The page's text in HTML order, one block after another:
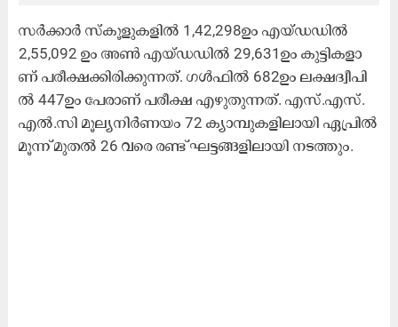
സ​ര്‍ക്കാ​ര്‍ സ്കൂ​ളു​ക​ളി​ൽ 1,42,298ഉം ​എ​യ്ഡ​ഡി​ൽ
2,55,092 ഉം ​അ​ണ്‍ എ​യ്​​ഡ​ഡി​ൽ 29,631ഉം ​കു​ട്ടി​ക​ളാ​
ണ് പ​രീ​ക്ഷ​ക്കി​രി​ക്കു​ന്ന​ത്. ഗ​ള്‍ഫി​ൽ 682ഉം ​ല​ക്ഷ​ദ്വീ​പി​
ൽ 447ഉം ​പേ​രാ​ണ് പ​രീ​ക്ഷ എ​ഴു​തു​ന്ന​ത്. എ​സ്.​എ​സ്.​
എ​ൽ.​സി മൂ​ല്യ​നി​ർ​ണ​യം 72 ക്യാ​മ്പു​ക​ളി​ലാ​യി ഏ​പ്രി​ൽ
മൂ​ന്ന് മു​ത​ൽ 26 വ​രെ ര​ണ്ട് ഘ​ട്ട​ങ്ങ​ളി​ലാ​യി ന​ട​ത്തും.